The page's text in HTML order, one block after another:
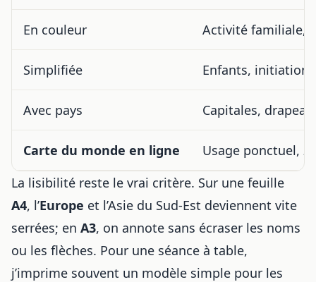
En couleur Activité familiale,
Simplifiée Enfants, initiation
Avec pays Capitales,
Carte du monde en ligne
Usage ponctuel,
La lisibilité reste le vrai critère. Sur une feuille
A4, l’Europe et l’Asie du Sud-Est deviennent vite
serrées; en A3, on annote sans écraser les noms
ou les flèches. Pour une séance à table,
j’imprime souvent un modèle simple pour les